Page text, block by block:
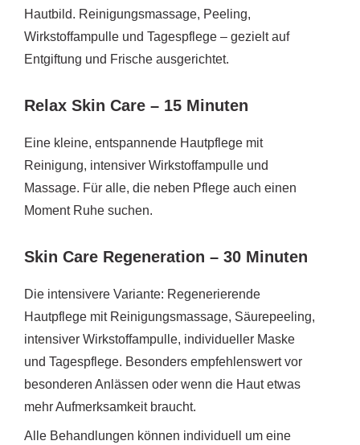
Hautbild. Reinigungsmassage, Peeling,
Wirkstoffampulle und Tagespflege – gezielt auf
Entgiftung und Frische ausgerichtet.
Relax Skin Care – 15 Minuten
Eine kleine, entspannende Hautpflege mit
Reinigung, intensiver Wirkstoffampulle und
Massage. Für alle, die neben Pflege auch einen
Moment Ruhe suchen.
Skin Care Regeneration – 30 Minuten
Die intensivere Variante: Regenerierende
Hautpflege mit Reinigungsmassage, Säurepeeling,
intensiver Wirkstoffampulle, individueller Maske
und Tagespflege. Besonders empfehlenswert vor
besonderen Anlässen oder wenn die Haut etwas
mehr Aufmerksamkeit braucht.
Alle Behandlungen können individuell um eine